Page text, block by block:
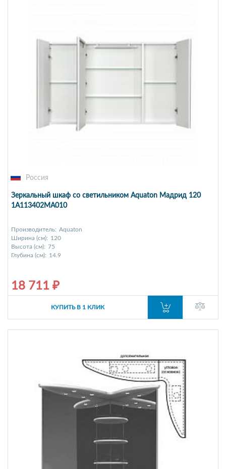
Россия
Зеркальный шкаф со светильником Aquaton Мадрид 120
1A113402MA010
Производитель: Aquaton
Ширина (см): 120
Высота (см): 75
Глубина (см): 14.9
18 711 ₽
КУПИТЬ В 1 КЛИК